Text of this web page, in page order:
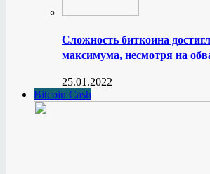
Сложность биткоина
максимума, несмотря на
25.01.2022
Bitcoin Cash